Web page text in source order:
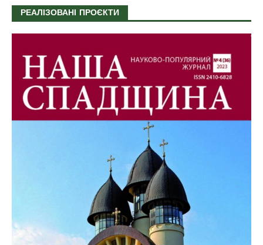
РЕАЛІЗОВАНІ ПРОЄКТИ